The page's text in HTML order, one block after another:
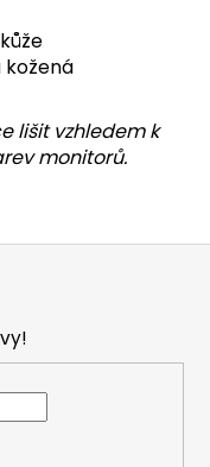
kožená
lišit vzhledem k
monitorů.